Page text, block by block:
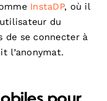
InstaDP, où il
du
de se connecter à
l’anonymat.